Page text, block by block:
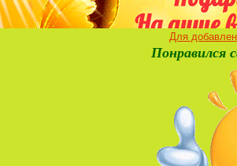
Для
Понравился